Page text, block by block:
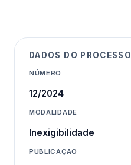
DADOS DO PROCESSO
NÚMERO
12/2024
MODALIDADE
Inexigibilidade
PUBLICAÇÃO